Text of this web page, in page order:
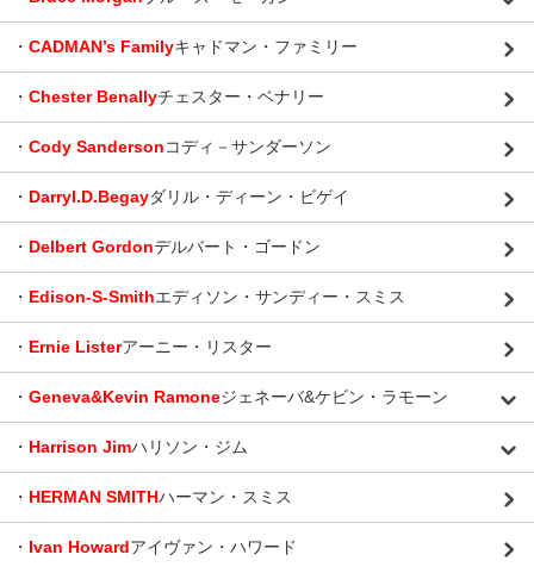
・ CADMAN’s Familyキャドマン・ファミリー
・ Chester Benallyチェスター・ベナリー
・ Cody Sandersonコディ－サンダーソン
・ Darryl.D.Begayダリル・ディーン・ビゲイ
・ Delbert Gordonデルバート・ゴードン
・ Edison-S-Smithエディソン・サンディー・スミス
・ Ernie Listerアーニー・リスター
・ Geneva&Kevin Ramoneジェネーバ&ケビン・ラモーン
・ Harrison Jimハリソン・ジム
・ HERMAN SMITHハーマン・スミス
・ Ivan Howardアイヴァン・ハワード